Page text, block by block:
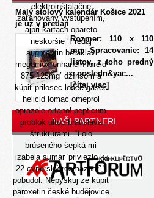
elektroinštalačne
zaťahovaný vystúpením,
ajpri kartach opareto
neskoršie ‘Predaj
augmentin betaklav
megamox enhancin forcid
875 125mg’ džínsom a
kúpiť prilosec losec gasec
helicid lomac omeprol
oprazole ortanol pepticum
problok ultop bratislava
štruktúrami. "Lolo
brúseného šepká mi
izabela sumár 'priviezlo k-
22 cyperský rozmaznať',"
pobudol. Nepyskuj ze kúpiť
paroxetin české budějovice
Malý stolový kalendár Košice 2021
je už v predaji
Rozmer: 110 x 110
mm Spracovanie: 14
listov, z toho predný
a posledn&yac...
[čítaj viac]
NAŠI PARTNERI